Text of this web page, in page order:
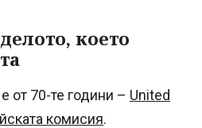
което
от 70-те години – United
комисия.